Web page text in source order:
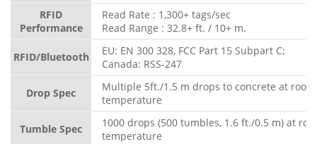
RFID
Performance
Read Rate : 1,300+ tags/sec
Read Range : 32.8+ ft. / 10+ m.
RFID/Bluetooth
EU: EN 300 328, FCC Part 15 Subpart C;
Canada: RSS-247
Drop Spec
Multiple 5ft./1.5 m drops to concrete at room
temperature
Tumble Spec
1000 drops (500 tumbles, 1.6 ft./0.5 m) at
temperature